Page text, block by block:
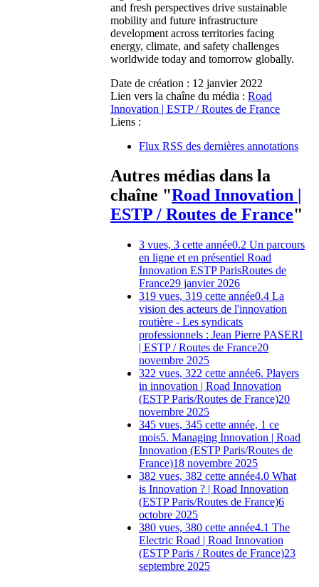
and fresh perspectives drive sustainable
mobility and future infrastructure
development across territories facing
energy, climate, and safety challenges
worldwide today and tomorrow globally.
Date de création : 12 janvier 2022
Lien vers la chaîne du média : Road
Innovation | ESTP / Routes de France
Liens :
Flux RSS des dernières annotations
Autres médias dans la
chaîne "Road Innovation |
ESTP / Routes de France"
3 vues, 3 cette année0.2 Un parcours
en ligne et en présentiel Road
Innovation ESTP ParisRoutes de
France29 janvier 2026
319 vues, 319 cette année0.4 La
vision des acteurs de l'innovation
routière - Les syndicats
professionnels : Jean Pierre PASERI
| ESTP / Routes de France20
novembre 2025
322 vues, 322 cette année6. Players
in innovation | Road Innovation
(ESTP Paris/Routes de France)20
novembre 2025
345 vues, 345 cette année, 1 ce
mois5. Managing Innovation | Road
Innovation (ESTP Paris/Routes de
France)18 novembre 2025
382 vues, 382 cette année4.0 What
is Innovation ? | Road Innovation
(ESTP Paris/Routes de France)6
octobre 2025
380 vues, 380 cette année4.1 The
Electric Road | Road Innovation
(ESTP Paris / Routes de France)23
septembre 2025